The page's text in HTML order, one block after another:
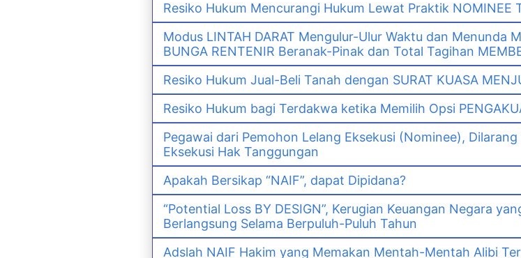
Resiko Hukum Mencurangi Hukum Lewat Praktik NOMINEE
Modus LINTAH DARAT Mengulur-Ulur Waktu dan
BUNGA RENTENIR Beranak-Pinak dan Total Tagihan
Resiko Hukum Jual-Beli Tanah dengan SURAT KUASA
Resiko Hukum bagi Terdakwa ketika Memilih Opsi
Pegawai dari Pemohon Lelang Eksekusi (Nominee),
Eksekusi Hak Tanggungan
Apakah Bersikap “NAIF”, dapat Dipidana?
“Potential Loss BY DESIGN”, Kerugian Keuangan Negara
Berlangsung Selama Berpuluh-Puluh Tahun
Adslah NAIF Hakim yang Memakan Mentah-Mentah Alibi